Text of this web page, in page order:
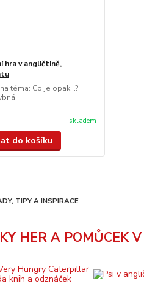
hra v angličtině,
téma: Co je opak...?
skladem
do košíku
TIPY A INSPIRACE
HER A POMŮCEK V